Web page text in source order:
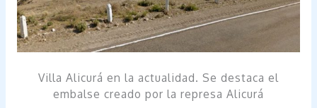
Villa Alicurá en la actualidad. Se destaca el
embalse creado por la represa Alicurá